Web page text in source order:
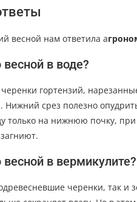
весной нам ответила а
в воде?
гортензий,
Нижний срез полезно
только на нижнюю почку,
в вермикулите?
черенки, так